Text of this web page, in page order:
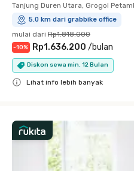
Tanjung Duren Utara, Grogol
5.0 km dari grabbike office
mulai dari Rp1.818.000
-10% Rp1.636.200 /bulan
Diskon sewa min. 12 Bulan
Lihat info lebih banyak